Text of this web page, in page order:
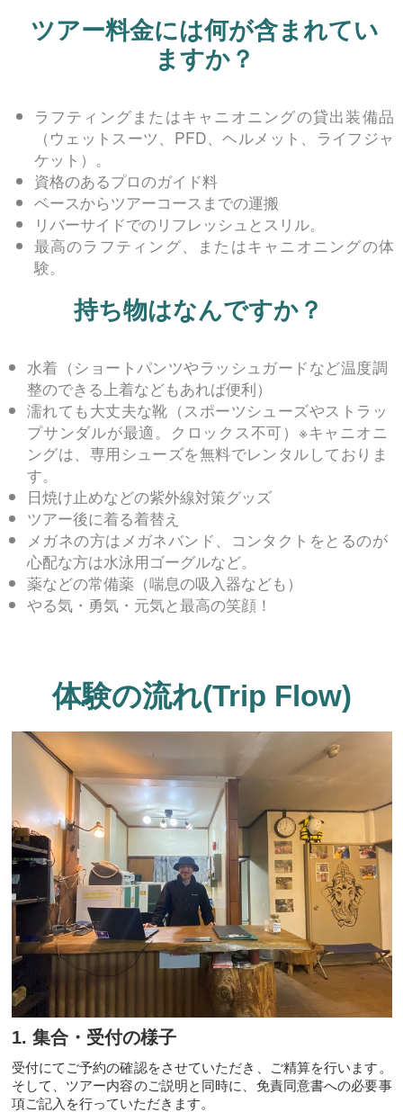
ツアー料金には何が含まれてい
ますか？
ラフティングまたはキャニオニングの貸出装備品
（ウェットスーツ、PFD、ヘルメット、ライフジャ
ケット）。
資格のあるプロのガイド料
ベースからツアーコースまでの運搬
リバーサイドでのリフレッシュとスリル。
最高のラフティング、またはキャニオニングの体
験。
持ち物はなんですか？
水着（ショートパンツやラッシュガードなど温度調
整のできる上着などもあれば便利）
濡れても大丈夫な靴（スポーツシューズやストラッ
プサンダルが最適。クロックス不可）※キャニオニ
ングは、専用シューズを無料でレンタルしておりま
す。
日焼け止めなどの紫外線対策グッズ
ツアー後に着る着替え
メガネの方はメガネバンド、コンタクトをとるのが
心配な方は水泳用ゴーグルなど。
薬などの常備薬（喘息の吸入器なども）
やる気・勇気・元気と最高の笑顔！
体験の流れ(Trip Flow)
1. 集合・受付の様子
受付にてご予約の確認をさせていただき、ご精算を行います。
そして、ツアー内容のご説明と同時に、免責同意書への必要事
項ご記入を行っていただきます。